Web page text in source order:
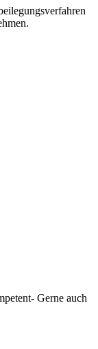
Gerne auch